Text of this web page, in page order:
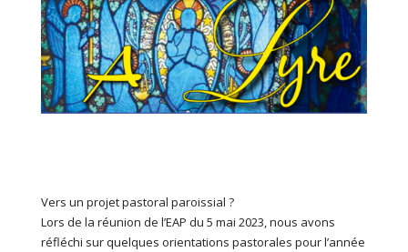
Vers un projet pastoral paroissial ?
Lors de la réunion de l’EAP du 5 mai 2023, nous avons
réfléchi sur quelques orientations pastorales pour l’année